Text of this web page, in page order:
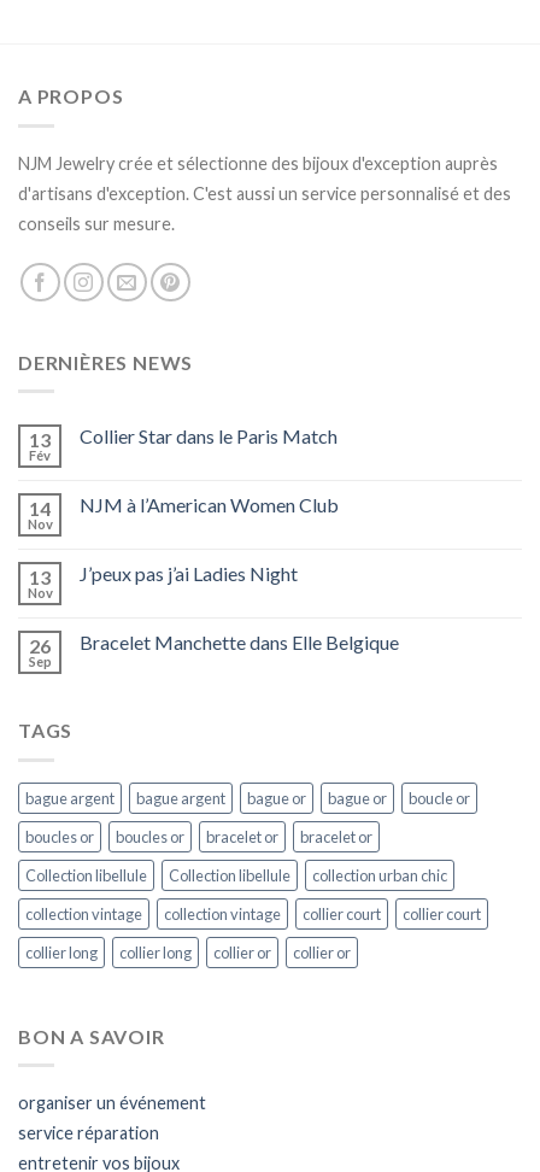
A PROPOS
NJM Jewelry crée et sélectionne des bijoux d'exception auprès
d'artisans d'exception. C'est aussi un service personnalisé et des
conseils sur mesure.
DERNIÈRES NEWS
13
Fév
Collier Star dans le Paris Match
14
Nov
NJM à l’American Women Club
13
Nov
J’peux pas j’ai Ladies Night
26
Sep
Bracelet Manchette dans Elle Belgique
TAGS
bague argent bague argent bague or bague or
boucle or
boucles or
boucles or bracelet or
bracelet or
Collection libellule
Collection libellule
collection urban chic
collection vintage
collection vintage collier court
collier court
collier long
collier long collier or collier or
BON A SAVOIR
organiser un événement
service réparation
entretenir vos bijoux